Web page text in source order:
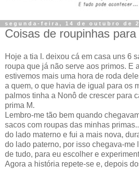
segunda-feira, 14 de outubro de
Coisas de roupinhas
Hoje a tia I. deixou cá em casa uns 6
roupa que já não serve aos primos. E
estivemos mais uma hora de roda
a quem, o que havia de igual para os
palmos tinha a Nonô de crescer para
prima M.
Lembro-me tão bem quando
sacos com roupas das minhas
do lado materno e fui a mais nova,
do lado paterno, por isso chegava-me
de tudo, para eu escolher e
Agora a história repete-se e, depois